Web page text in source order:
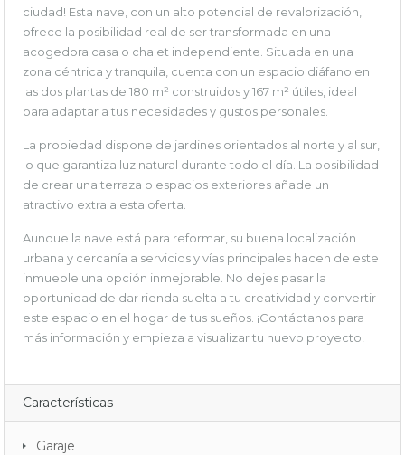
ciudad! Esta nave, con un alto potencial de revalorización,
ofrece la posibilidad real de ser transformada en una
acogedora casa o chalet independiente. Situada en una
zona céntrica y tranquila, cuenta con un espacio diáfano en
las dos plantas de 180 m² construidos y 167 m² útiles, ideal
para adaptar a tus necesidades y gustos personales.
La propiedad dispone de jardines orientados al norte y al sur,
lo que garantiza luz natural durante todo el día. La posibilidad
de crear una terraza o espacios exteriores añade un
atractivo extra a esta oferta.
Aunque la nave está para reformar, su buena localización
urbana y cercanía a servicios y vías principales hacen de este
inmueble una opción inmejorable. No dejes pasar la
oportunidad de dar rienda suelta a tu creatividad y convertir
este espacio en el hogar de tus sueños. ¡Contáctanos para
más información y empieza a visualizar tu nuevo proyecto!
Características
Garaje